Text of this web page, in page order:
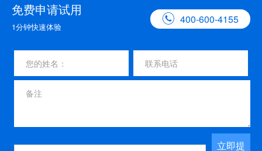
免费申请试用
1分钟快速体验
 400-600-4155
立即提